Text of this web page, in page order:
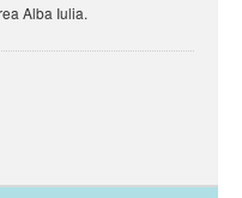
Alba Iulia.